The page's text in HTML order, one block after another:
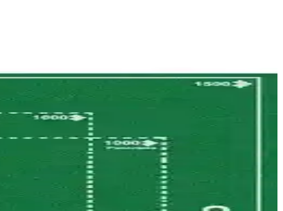
avantajları sunuyor.
için rehberlik sağlıyoruz.